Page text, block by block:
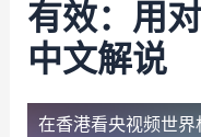
有效：用
中文解说
在香港看央视频世界